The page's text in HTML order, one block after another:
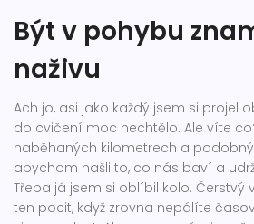
Být v pohybu
naživu
Ach jo, asi jako každý jsem si projel
do cvičení moc nechtělo. Ale víte
naběhaných kilometrech a
abychom našli to, co nás baví a
Třeba já jsem si oblíbil kolo. Čerstvý
ten pocit, když zrovna nepálíte